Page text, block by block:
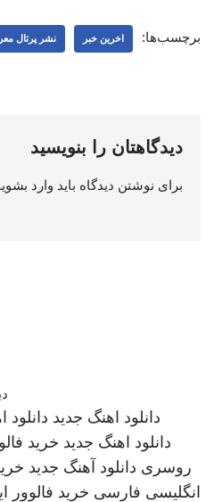
برچسب‌ها: اخرین خبر نشر پرتال
دیدگاهتان را بنویسید
برای نوشتن دیدگاه باید وارد
دانلود اهنگ جدید دانلود
دانلود اهنگ جدید خرید
روسری دانلود آهنگ جدید
انگلیسی فارسی خرید فالوور